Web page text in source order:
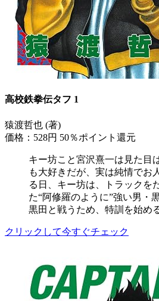
高校鉄拳伝タフ 1
猿渡哲也 (著)
価格：528円 50％ポイント還元
キー坊こと宮沢熹一は見た目
も大好きだが、実は純情でお
る日、キー坊は、トラックを
た“阿修羅のように”強い男・
黒田と戦うため、特訓を始め
クリックして今すぐチェック